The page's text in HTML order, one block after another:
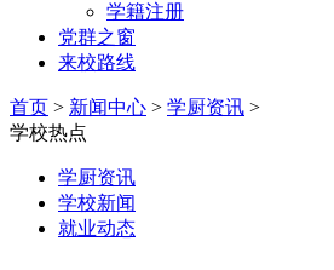
学籍注册
党群之窗
来校路线
首页 > 新闻中心 > 学厨资讯 >
学校热点
学厨资讯
学校新闻
就业动态